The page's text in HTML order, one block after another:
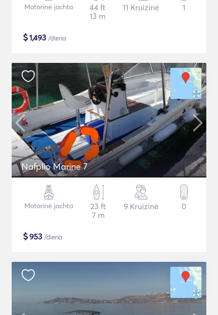
Motorinė jachta
44 ft
13 m
11 Kruizinė 1
$1,493 /diena
Nafplio Marine 7
Motorinė jachta
23 ft
7 m
9 Kruizinė 0
$953 /diena